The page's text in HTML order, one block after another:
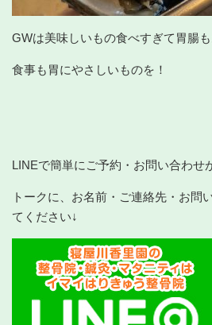
GWは美味しいもの食べすぎて胃腸も
食事も胃にやさしいものを！
LINEで簡単にご予約・お問い合わせ
トークに、お名前・ご連絡先・お問
てください↓